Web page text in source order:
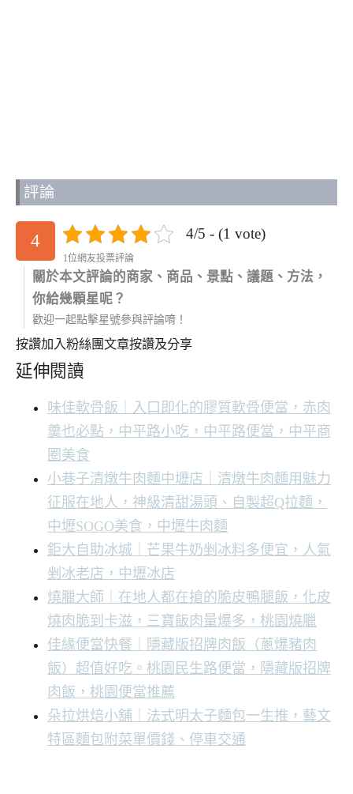
評論
4 4/5 - (1 vote)
1位網友投票評論
關於本文評論的商家、商品、景點、議題、方法，
你給幾顆星呢？
歡迎一起點擊星號參與評論唷！
按讚加入粉絲團文章按讚及分享
延伸閱讀
味佳軟骨飯｜入口即化的膠質軟骨便當，赤肉
羹也必點，中平路小吃，中平路便當，中平商
圈美食
小巷子清燉牛肉麵中壢店｜清燉牛肉麵用魅力
征服在地人，神級清甜湯頭、自製超Q拉麵，
中壢SOGO美食，中壢牛肉麵
鉅大自助冰城｜芒果牛奶剉冰料多便宜，人氣
剉冰老店，中壢冰店
燒臘大師｜在地人都在搶的脆皮鴨腿飯，化皮
燒肉脆到卡滋，三寶飯肉量爆多，桃園燒臘
佳緣便當快餐｜隱藏版招牌肉飯（蔥爆豬肉
飯）超值好吃。桃園民生路便當，隱藏版招牌
肉飯，桃園便當推薦
朵拉烘焙小舖｜法式明太子麵包一生推，藝文
特區麵包附菜單價錢、停車交通